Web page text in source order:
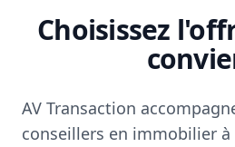
Choisissez
AV Transaction
conseillers en immobilier